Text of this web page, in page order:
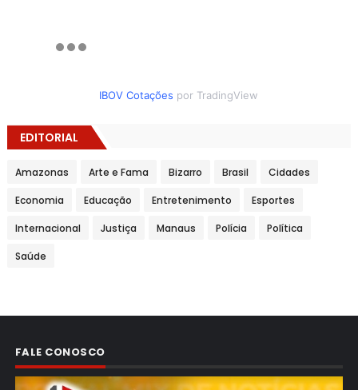
IBOV Cotações por TradingView
EDITORIAL
Amazonas Arte e Fama Bizarro Brasil Cidades
Economia Educação Entretenimento Esportes
Internacional Justiça Manaus Polícia Política
Saúde
FALE CONOSCO